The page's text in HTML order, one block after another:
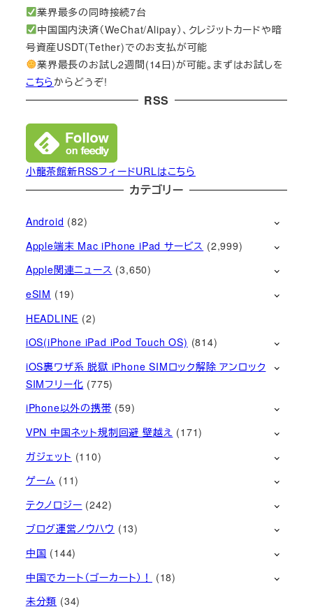
業界最多の同時接続7台
中国国内決済（WeChat/Alipay）、クレジットカードや暗
号資産USDT(Tether)でのお支払が可能
業界最長のお試し2週間(14日)が可能。まずはお試しを
こちらからどうぞ!
RSS
小龍茶館新RSSフィードURLはこちら
カテゴリー
Android (82)
Apple端末 Mac iPhone iPad サービス (2,999)
Apple関連ニュース (3,650)
eSIM (19)
HEADLINE (2)
iOS(iPhone iPad iPod Touch OS) (814)
iOS裏ワザ系 脱獄 iPhone SIMロック解除 アンロック
SIMフリー化 (775)
iPhone以外の携帯 (59)
VPN 中国ネット規制回避 壁越え (171)
ガジェット (110)
ゲーム (11)
テクノロジー (242)
ブログ運営ノウハウ (13)
中国 (144)
中国でカート（ゴーカート）！
(18)
未分類 (34)